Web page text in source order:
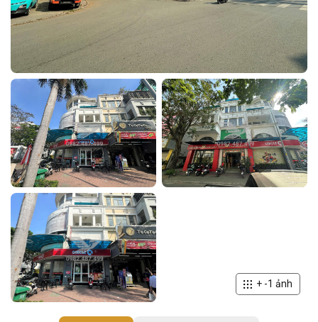
+ -1 ảnh